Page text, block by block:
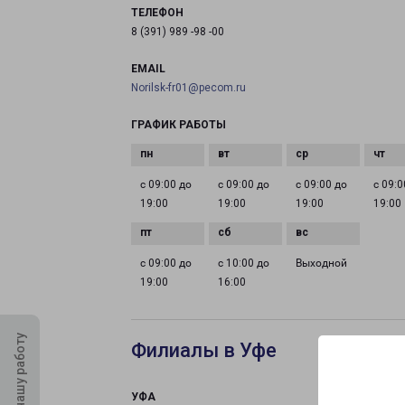
ТЕЛЕФОН
8 (391) 989 -98 -00
EMAIL
Norilsk-fr01@pecom.ru
ГРАФИК РАБОТЫ
с 09:00 до
19:00
с 09:00 до
19:00
с 09:00 до
19:00
с
19:00
с 09:00 до
19:00
с 10:00 до
16:00
Выходной
Филиалы в Уфе
УФА